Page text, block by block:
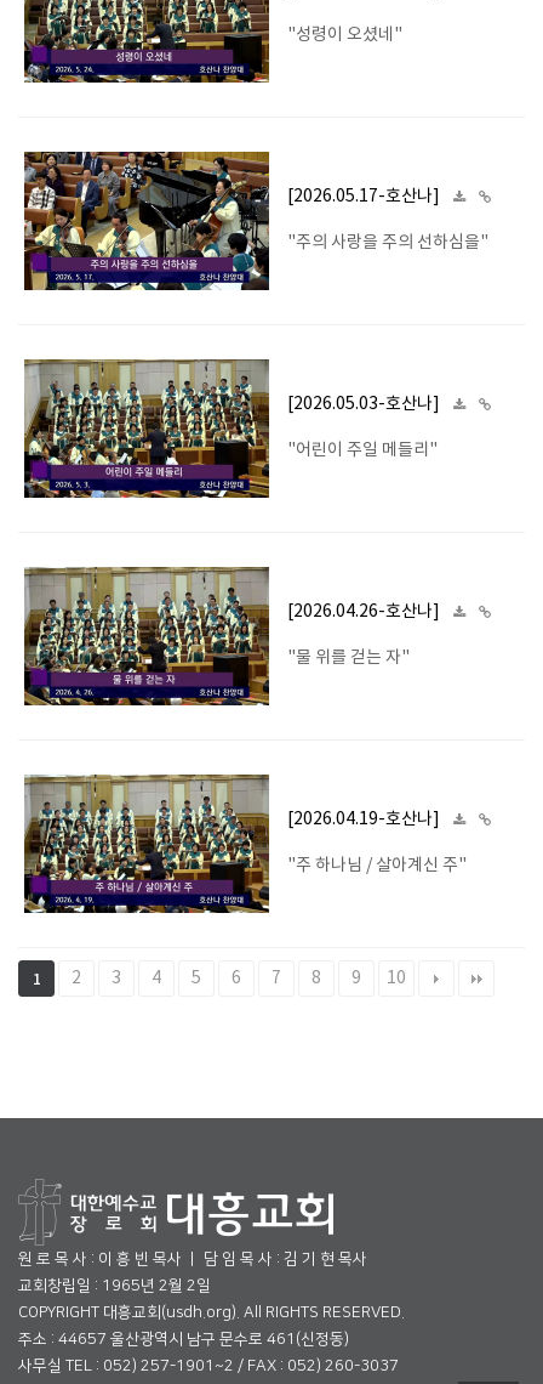
"성령이 오셨네"
[2026.05.17-호산나]
"주의 사랑을 주의 선하심을"
[2026.05.03-호산나]
"어린이 주일 메들리"
[2026.04.26-호산나]
"물 위를 걷는 자"
[2026.04.19-호산나]
"주 하나님 / 살아계신 주"
1 2 3 4 5 6 7 8 9 10
원 로 목 사 : 이 흥 빈 목사 ㅣ 담 임 목 사 : 김 기 현 목사
교회창립일 : 1965년 2월 2일
COPYRIGHT 대흥교회(usdh.org). All RIGHTS RESERVED.
주소 : 44657 울산광역시 남구 문수로 461(신정동)
사무실 TEL : 052) 257-1901~2 / FAX : 052) 260-3037